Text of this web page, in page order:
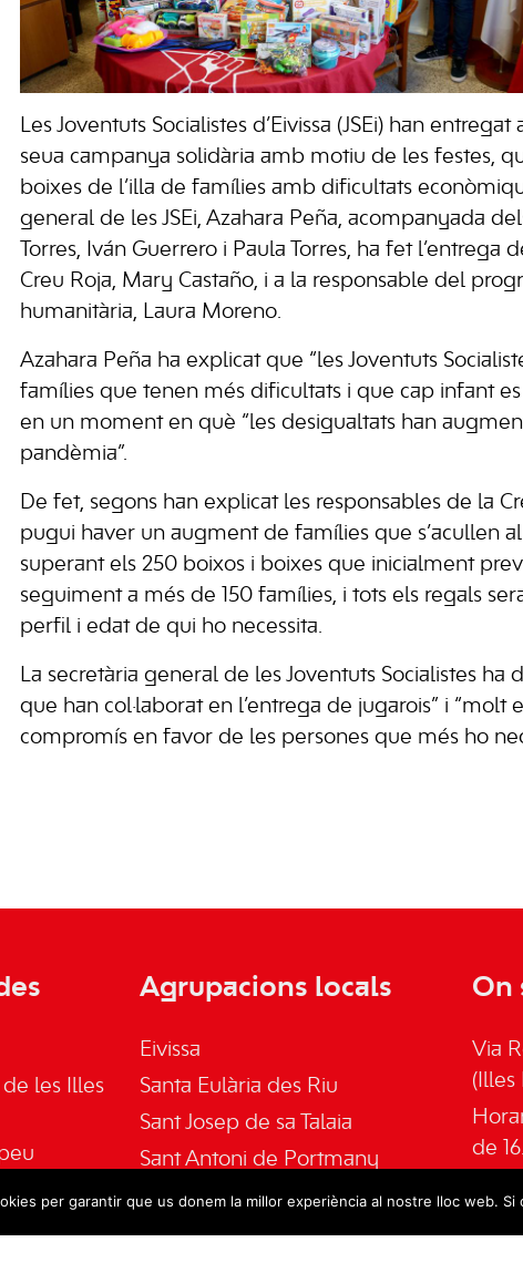
Les Joventuts Socialistes d’Eivissa (JSEi) han
seua campanya solidària amb motiu de les festes,
boixes de l’illa de famílies amb dificultats
general de les JSEi, Azahara Peña, acompanyada
Torres, Iván Guerrero i Paula Torres, ha fet
Creu Roja, Mary Castaño, i a la responsable del
humanitària, Laura Moreno.
Azahara Peña ha explicat que “les Joventuts
famílies que tenen més dificultats i que cap infant es
en un moment en què “les desigualtats han
pandèmia”.
De fet, segons han explicat les responsables de la
pugui haver un augment de famílies que s’acullen
superant els 250 boixos i boixes que inicialment
seguiment a més de 150 famílies, i tots els regals
perfil i edat de qui ho necessita.
La secretària general de les Joventuts Socialistes ha
que han col·laborat en l’entrega de jugarois” i “molt
compromís en favor de les persones que més ho
de les Illes
Agrupacions locals
Eivissa
Santa Eulària des Riu
Sant Josep de sa Talaia
Sant Antoni de Portmany
Sant Joan de Labritja
On
Via
(Illes
de
per garantir que us donem la millor experiència al nostre lloc web.